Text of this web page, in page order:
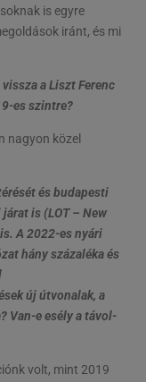
is egyre
iránt, és mi
a Liszt Ferenc
es szintre?
nagyon közel
és budapesti
is (LOT – New
A 2022-es nyári
hány százaléka és
új útvonalak, a
Van-e esély a távol-
volt, mint 2019